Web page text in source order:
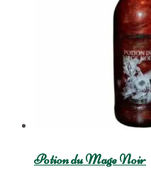
Potion du Mage Noir